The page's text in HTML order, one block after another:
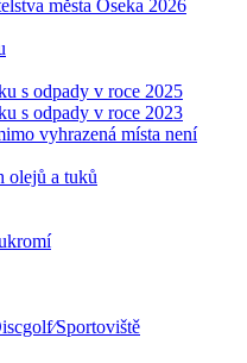
města Oseka 2026
s odpady v roce 2025
s odpady v roce 2023
vyhrazená místa není
olejů a tuků